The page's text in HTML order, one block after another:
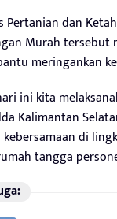
Pertanian dan
Murah
meringankan
ini kita
Kalimantan
di
tangga